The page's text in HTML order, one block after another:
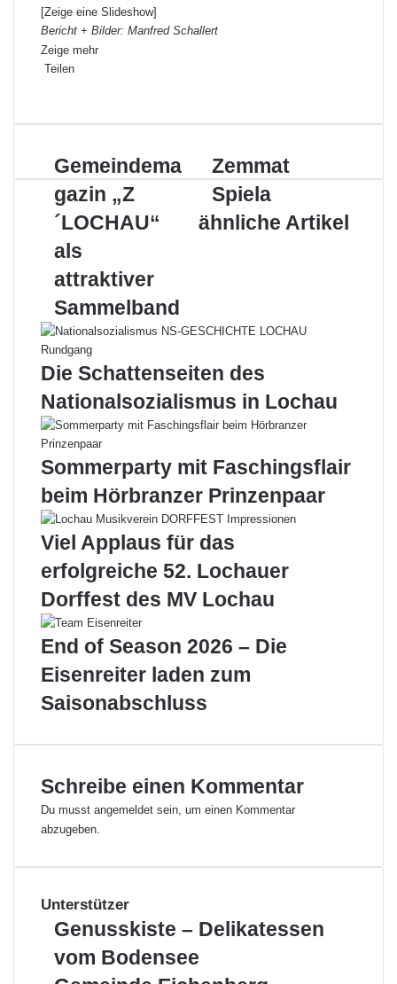
[Zeige eine Slideshow]
Bericht + Bilder: Manfred Schallert
Zeige mehr
Teilen
c
o
n
e
d
n
n
e
r
e
s
a
s
A
p
p
i
e
p
e
r
-
M
i
l
u
k
e
n
G
e
m
e
n
d
m
a
g
a
z
i
n
„
´
L
O
C
H
A
“
a
l
s
a
t
t
i
v
r
a
m
e
l
Gemeindema
gazin „Z
´LOCHAU“
als
attraktiver
Sammelband
Z
e
m
m
e
a
Zemmat
Spiela
ähnliche Artikel
Die Schattenseiten des
Nationalsozialismus in Lochau
Sommerparty mit Faschingsflair
beim Hörbranzer Prinzenpaar
Viel Applaus für das
erfolgreiche 52. Lochauer
Dorffest des MV Lochau
End of Season 2026 – Die
Eisenreiter laden zum
Saisonabschluss
Schreibe einen Kommentar
Du musst angemeldet sein, um einen Kommentar
abzugeben.
Unterstützer
G
n
u
Genusskiste – Delikatessen
vom Bodensee
G